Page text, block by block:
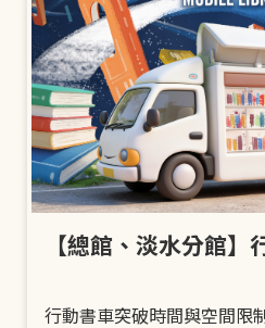
【總館、淡水分館】
行動書車突破時間與空間限